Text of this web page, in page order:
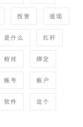
投资 提现
是什么 杠杆
粉丝 绑定
账号 账户
软件 这个